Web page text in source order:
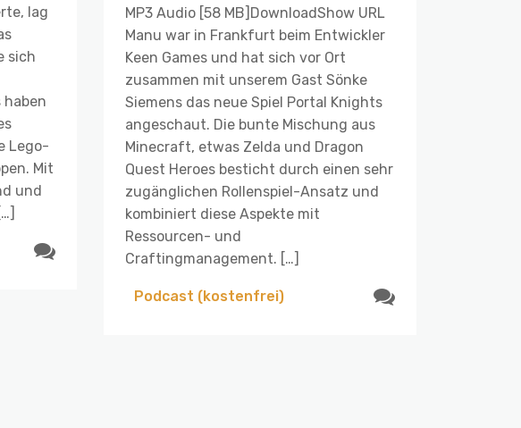
lag
sich
haben
Lego-
Mit
und
MP3 Audio [58 MB]DownloadShow URL
Manu war in Frankfurt beim Entwickler
Keen Games und hat sich vor Ort
zusammen mit unserem Gast Sönke
Siemens das neue Spiel Portal Knights
angeschaut. Die bunte Mischung aus
Minecraft, etwas Zelda und Dragon
Quest Heroes besticht durch einen sehr
zugänglichen Rollenspiel-Ansatz und
kombiniert diese Aspekte mit
Ressourcen- und
Craftingmanagement. […]
Podcast (kostenfrei)